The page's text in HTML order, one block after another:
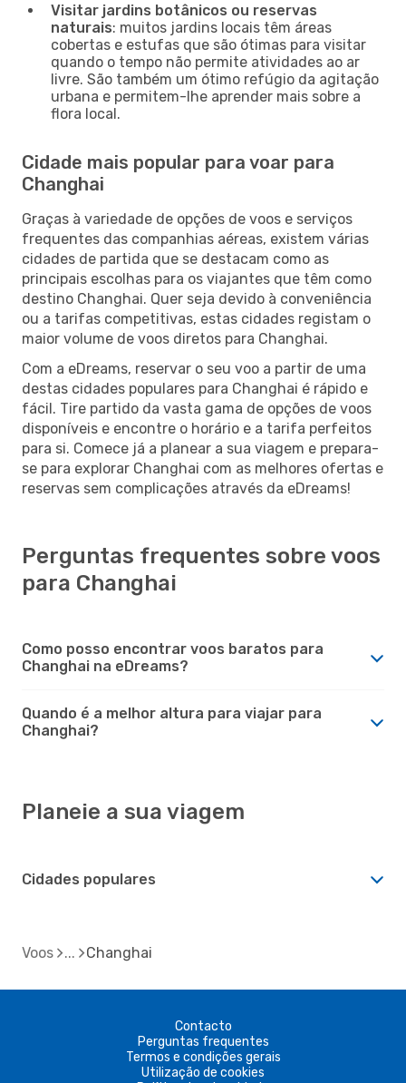
Visitar jardins botânicos ou reservas
naturais: muitos jardins locais têm áreas
cobertas e estufas que são ótimas para visitar
quando o tempo não permite atividades ao ar
livre. São também um ótimo refúgio da agitação
urbana e permitem-lhe aprender mais sobre a
flora local.
Cidade mais popular para voar para
Changhai
Graças à variedade de opções de voos e serviços
frequentes das companhias aéreas, existem várias
cidades de partida que se destacam como as
principais escolhas para os viajantes que têm como
destino Changhai. Quer seja devido à conveniência
ou a tarifas competitivas, estas cidades registam o
maior volume de voos diretos para Changhai.
Com a eDreams, reservar o seu voo a partir de uma
destas cidades populares para Changhai é rápido e
fácil. Tire partido da vasta gama de opções de voos
disponíveis e encontre o horário e a tarifa perfeitos
para si. Comece já a planear a sua viagem e prepara-
se para explorar Changhai com as melhores ofertas e
reservas sem complicações através da eDreams!
Perguntas frequentes sobre voos
para Changhai
Como posso encontrar voos baratos para
Changhai na eDreams?
Quando é a melhor altura para viajar para
Changhai?
Planeie a sua viagem
Cidades populares
Voos Changhai
Contacto
Perguntas frequentes
Termos e condições gerais
Utilização de cookies